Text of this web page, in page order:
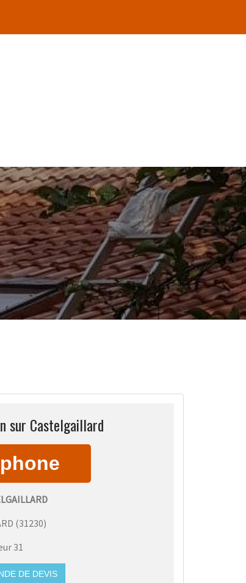
sur Castelgaillard
(31230)
31
DE DEVIS